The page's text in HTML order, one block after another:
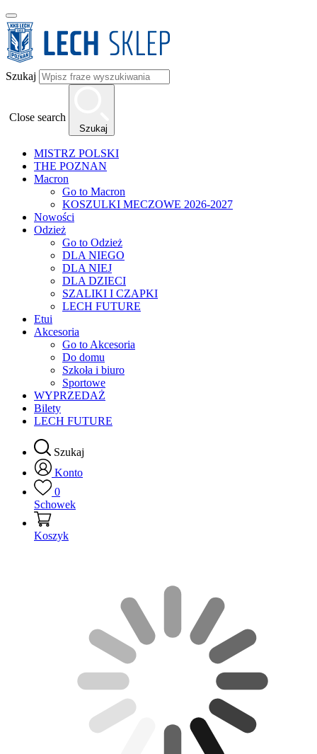
Szukaj
Close search
Szukaj
MISTRZ POLSKI
THE POZNAN
Macron
Go to Macron
KOSZULKI MECZOWE 2026-2027
Nowości
Odzież
Go to Odzież
DLA NIEGO
DLA NIEJ
DLA DZIECI
SZALIKI I CZAPKI
LECH FUTURE
Etui
Akcesoria
Go to Akcesoria
Do domu
Szkoła i biuro
Sportowe
WYPRZEDAŻ
Bilety
LECH FUTURE
Szukaj
Konto
0
Schowek
Koszyk